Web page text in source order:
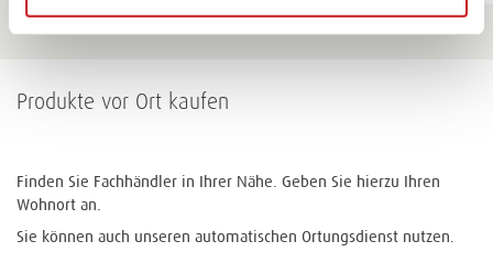
Produkte vor Ort kaufen
Finden Sie Fachhändler in Ihrer Nähe. Geben Sie hierzu Ihren
Wohnort an.
Sie können auch unseren automatischen Ortungsdienst nutzen.